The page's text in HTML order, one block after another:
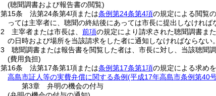
(聴聞調書および報告書の閲覧)
第15条
法第24条第4項または条例第24条第4項の規定による閲覧
っては主宰者に、聴聞の終結後にあっては市長に提出しなければ
2
主宰者または市長は、 前項の規定により請求された聴聞調書ま
の日時および場所を当該請求をした者に通知しなければならない。
3
聴聞調書または報告書を閲覧した者は、市長に対し、当該聴聞
(費用負担)
第16条
法第17条第1項または条例第17条第1項の規定による求め
高島市証人等の実費弁償に関する条例(平成17年高島市条例第40
第3章
弁明の機会の付与